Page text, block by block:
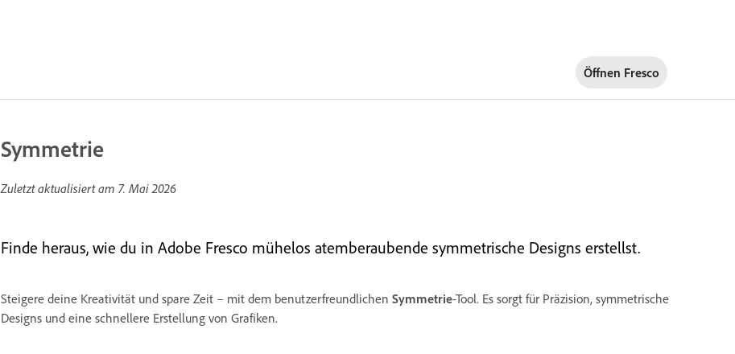
Öffnen Fresco
Symmetrie
Zuletzt aktualisiert am 7. Mai 2026
Finde heraus, wie du in Adobe Fresco mühelos atemberaubende symmetrische Designs erstellst.
Steigere deine Kreativität und spare Zeit – mit dem benutzerfreundlichen Symmetrie-Tool. Es sorgt für Präzision, symmetrische
Designs und eine schnellere Erstellung von Grafiken.